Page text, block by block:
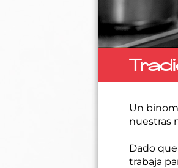
Un
nuestras
Dado
trabaja